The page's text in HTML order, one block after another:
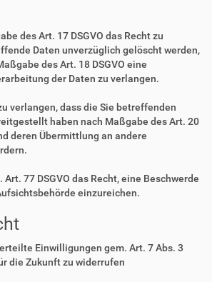
des Art. 17 DSGVO das Recht zu
Daten unverzüglich gelöscht werden,
des Art. 18 DSGVO eine
der Daten zu verlangen.
verlangen, dass die Sie betreffenden
haben nach Maßgabe des Art. 20
deren Übermittlung an andere
77 DSGVO das Recht, eine Beschwerde
einzureichen.
Einwilligungen gem. Art. 7 Abs. 3
die Zukunft zu widerrufen